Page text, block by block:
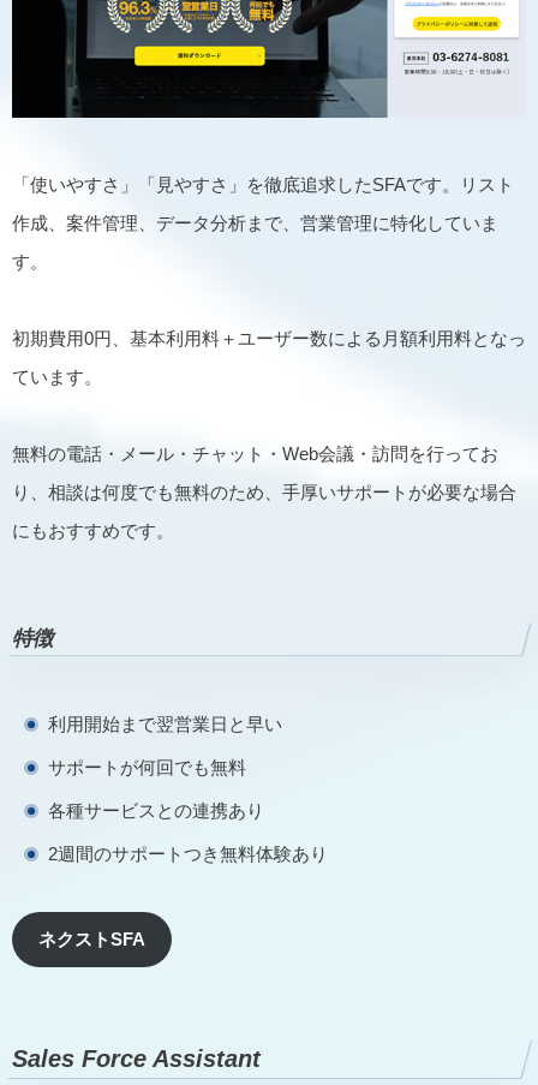
「使いやすさ」「見やすさ」を徹底追求したSFAです。リスト
作成、案件管理、データ分析まで、営業管理に特化していま
す。
初期費用0円、基本利用料＋ユーザー数による月額利用料となっ
ています。
無料の電話・メール・チャット・Web会議・訪問を行ってお
り、相談は何度でも無料のため、手厚いサポートが必要な場合
にもおすすめです。
特徴
利用開始まで翌営業日と早い
サポートが何回でも無料
各種サービスとの連携あり
2週間のサポートつき無料体験あり
ネクストSFA
Sales Force Assistant